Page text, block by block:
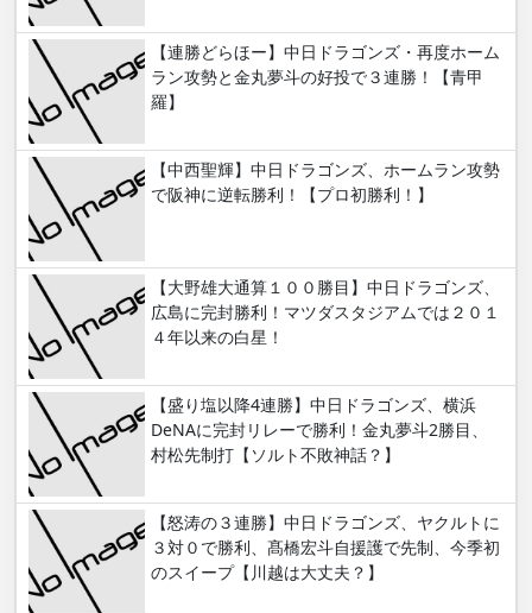
【連勝どらほー】中日ドラゴンズ・再度ホーム
ラン攻勢と金丸夢斗の好投で３連勝！【青甲
羅】
【中西聖輝】中日ドラゴンズ、ホームラン攻勢
で阪神に逆転勝利！【プロ初勝利！】
【大野雄大通算１００勝目】中日ドラゴンズ、
広島に完封勝利！マツダスタジアムでは２０１
４年以来の白星！
【盛り塩以降4連勝】中日ドラゴンズ、横浜
DeNAに完封リレーで勝利！金丸夢斗2勝目、
村松先制打【ソルト不敗神話？】
【怒涛の３連勝】中日ドラゴンズ、ヤクルトに
３対０で勝利、髙橋宏斗自援護で先制、今季初
のスイープ【川越は大丈夫？】